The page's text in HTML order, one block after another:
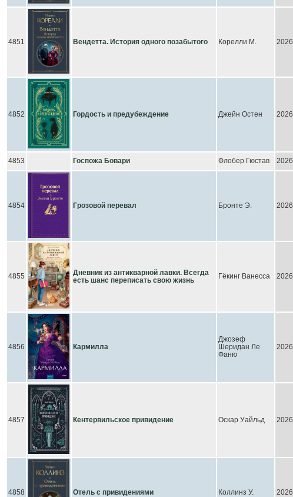
4851 Вендетта. История одного позабытого Корелли М. 2026
4852 Гордость и предубеждение Джейн Остен 2026
4853 Госпожа Бовари Флобер Гюстав 2026
4854 Грозовой перевал Бронте Э. 2026
4855
Дневник из антикварной лавки. Всегда
есть шанс переписать свою жизнь
Гёкинг Ванесса 2026
4856 Кармилла
Джозеф
Шеридан Ле
Фаню
2026
4857 Кентервильское привидение Оскар Уайльд 2026
4858 Отель с привидениями Коллинз У. 2026